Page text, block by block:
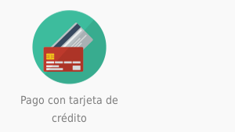
Pago con tarjeta de
crédito